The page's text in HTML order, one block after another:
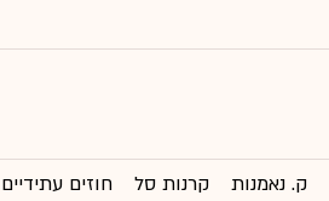
ק. נאמנות קרנות סל חוזים עתידיים